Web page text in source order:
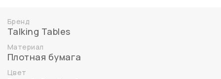
Бренд
Talking Tables
Материал
Плотная бумага
Цвет